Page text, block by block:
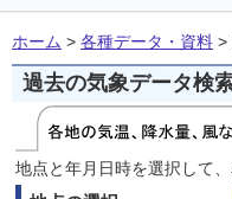
ホーム > 各種データ・資料 >
過去の気象データ検
地点と年月日時を選択して